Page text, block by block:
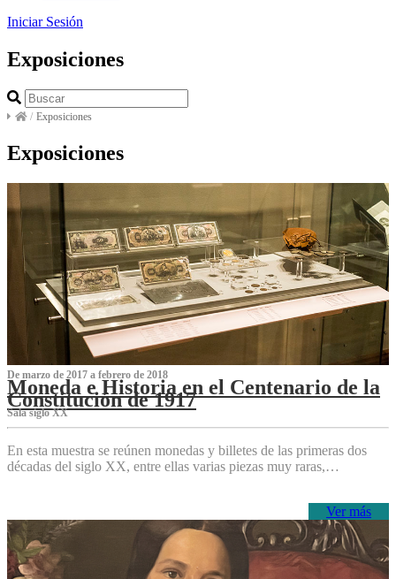
Iniciar Sesión
Exposiciones
/ Exposiciones
Exposiciones
De marzo de 2017 a febrero de 2018
Moneda e Historia en el Centenario de la
Constitución de 1917
Sala siglo XX
En esta muestra se reúnen monedas y billetes de las primeras dos
décadas del siglo XX, entre ellas varias piezas muy raras,…
Ver más